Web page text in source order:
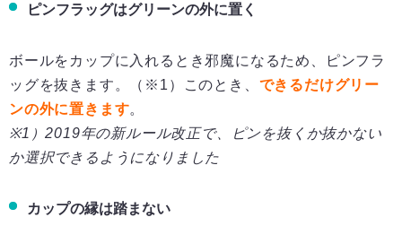
ピンフラッグはグリーンの外に置く
ボールをカップに入れるとき邪魔になるため、ピンフラ
ッグを抜きます。（※1）このとき、 できるだけグリー
ンの外に置きます。
※1）2019年の新ルール改正で、ピンを抜くか抜かない
か選択できるようになりました
カップの縁は踏まない